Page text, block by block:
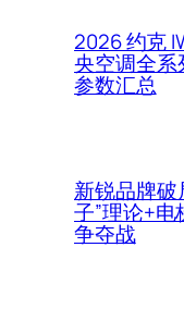
2026 约克
央空调全
参数汇总
新锐品牌破
子”理论+
争夺战